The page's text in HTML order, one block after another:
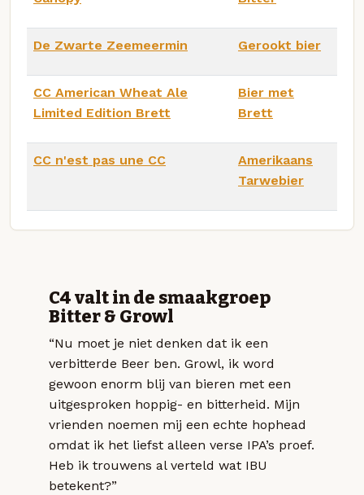
De Zwarte Zeemeermin Gerookt bier
CC American Wheat Ale
Limited Edition Brett
Bier met
Brett
CC n'est pas une CC
Amerikaans
Tarwebier
C4 valt in de smaakgroep
Bitter & Growl
“Nu moet je niet denken dat ik een
verbitterde Beer ben. Growl, ik word
gewoon enorm blij van bieren met een
uitgesproken hoppig- en bitterheid. Mijn
vrienden noemen mij een echte hophead
omdat ik het liefst alleen verse IPA’s proef.
Heb ik trouwens al verteld wat IBU
betekent?”